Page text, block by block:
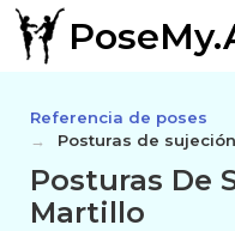
Referencia de poses
Posturas de
Posturas De
Martillo